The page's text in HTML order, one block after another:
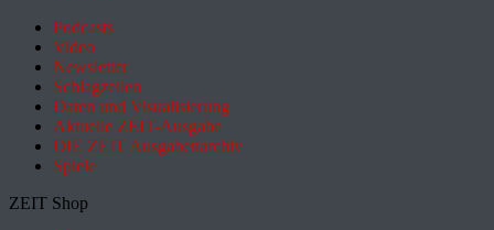
Podcasts
Video
Newsletter
Schlagzeilen
Daten und Visualisierung
Aktuelle ZEIT-Ausgabe
DIE ZEIT Ausgabenarchiv
Spiele
ZEIT Shop